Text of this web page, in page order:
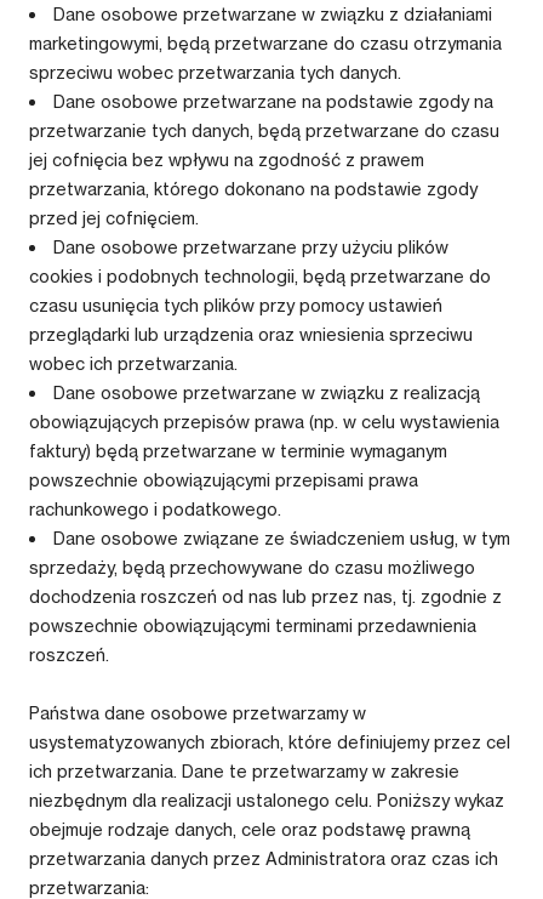
Dane osobowe przetwarzane w związku z działaniami
marketingowymi, będą przetwarzane do czasu otrzymania
sprzeciwu wobec przetwarzania tych danych.
Dane osobowe przetwarzane na podstawie zgody na
przetwarzanie tych danych, będą przetwarzane do czasu
jej cofnięcia bez wpływu na zgodność z prawem
przetwarzania, którego dokonano na podstawie zgody
przed jej cofnięciem.
Dane osobowe przetwarzane przy użyciu plików
cookies i podobnych technologii, będą przetwarzane do
czasu usunięcia tych plików przy pomocy ustawień
przeglądarki lub urządzenia oraz wniesienia sprzeciwu
wobec ich przetwarzania.
Dane osobowe przetwarzane w związku z realizacją
obowiązujących przepisów prawa (np. w celu wystawienia
faktury) będą przetwarzane w terminie wymaganym
powszechnie obowiązującymi przepisami prawa
rachunkowego i podatkowego.
Dane osobowe związane ze świadczeniem usług, w tym
sprzedaży, będą przechowywane do czasu możliwego
dochodzenia roszczeń od nas lub przez nas, tj. zgodnie z
powszechnie obowiązującymi terminami przedawnienia
roszczeń.
Państwa dane osobowe przetwarzamy w
usystematyzowanych zbiorach, które definiujemy przez cel
ich przetwarzania. Dane te przetwarzamy w zakresie
niezbędnym dla realizacji ustalonego celu. Poniższy wykaz
obejmuje rodzaje danych, cele oraz podstawę prawną
przetwarzania danych przez Administratora oraz czas ich
przetwarzania: